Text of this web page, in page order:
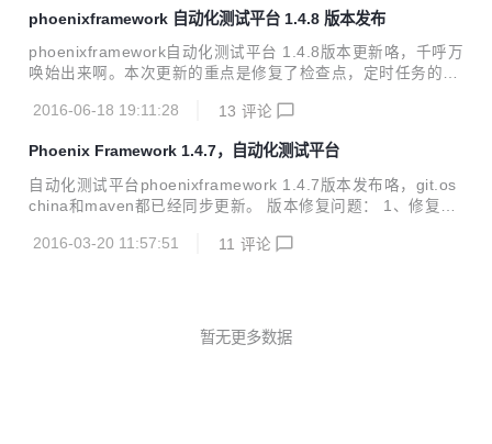
多的问题。但苦于一直没有足够时间。趁这最近换工作间歇的
几天时间，狠下心来把这几个模块的代码好好重构了一下。 本
次重构除对重要模块代码重构外，对页面的js方法，页面功
新的感觉。 二、重构效果体验 重构之后的效果如下： 在de
phoenixframework 自动化测试平台 1.4.8 版本发布
phoenixframework自动化测试平台 1.4.8版本更新咯，千呼万
唤始出来啊。本次更新的重点是修复了检查点，定时任务的细
ehcache缓存，数据库连接池查看；更重要的是这个版本支持
hina及github均已同步更新。maven需要明天下午才能更新。
升级方式和war包下载地址请见官网： http://www.cewan.la
最新版本1.4.8版本升级的详细内容： phoenix_node:优化性
2016-06-18 19:11:28 13 评论
Phoenix Framework 1.4.7，自动化测试平台
自动化测试平台phoenixframework 1.4.7版本发布咯，git.os
china和maven都已经同步更新。 版本修复问题： 1、修复多
加对body参数的支持 3、对平台的各模块代码进行了部分重
试工具 7、抽离出了公共的phoenix_common模块 8、重构了
2016-03-20 11:57:51 11 评论
暂无更多数据